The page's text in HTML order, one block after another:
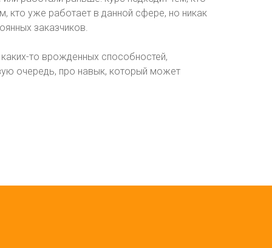
кто уже работает в данной сфере, но никак
заказчиков.
то врожденных способностей,
очередь, про навык, который может